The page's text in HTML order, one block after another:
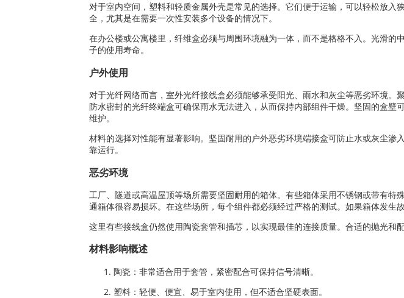
对于室内空间，塑料和轻质金属外壳是常见的选择。它们便于运输，可以轻松放
全，尤其是在需要一次性安装多个设备的情况下。
在办公楼或公寓楼里，纤维盒必须与周围环境融为一体，而不是格格不入。光滑
子的使用寿命。
户外使用
对于光纤网络而言，室外光纤接线盒必须能够承受阳光、雨水和灰尘等恶劣环境
防水密封的光纤终端盒可确保雨水无法进入，从而保持内部组件干燥。坚固的盒
维护。
材料的选择对性能有显著影响。坚固耐用的户外恶劣环境端接盒可防止水或灰尘
靠运行。
恶劣环境
工厂、隧道或高温屋顶等场所需要坚固耐用的箱体。有些箱体采用不锈钢或带有
通箱体很容易损坏。在这些场所，每个组件都必须经过严格的测试。如果箱体发生
这里有些接线盒仍然使用陶瓷套管和插芯，以实现最佳的连接质量。合适的抛光和
材料影响概述
陶瓷：非常适合用于套管，紧密配合可保持信号清晰。
塑料：轻便、便宜、易于室内使用，但不适合坚硬表面。